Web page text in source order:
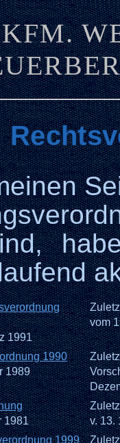
1991
vom
1990
1989
1981
v. 13.
1999